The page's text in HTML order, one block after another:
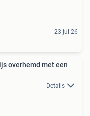
23 jul 26
overhemd met een
Details